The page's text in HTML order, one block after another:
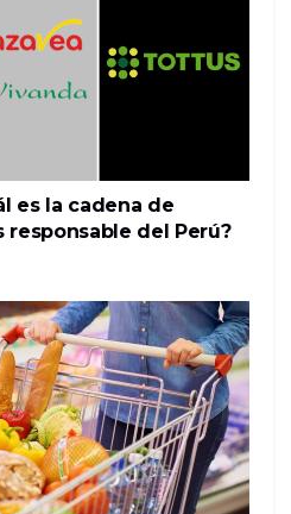
purchases,
the twists and turns of
runs an annual
es la cadena de
responsable del Perú?